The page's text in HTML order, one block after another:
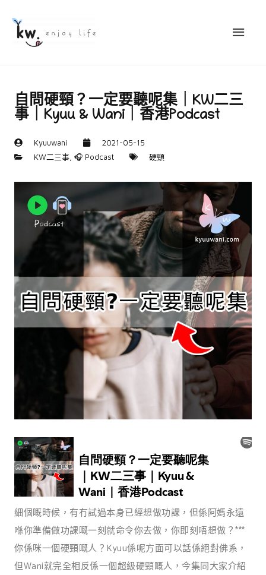
自問硬頸？一定要聽呢集｜KW二三
事｜Kyuu & Wani｜香港Podcast
Kyuuwani
2021-05-15
KW二三事 🎧 Podcast 硬頸
細個嘅時候，有冇試過本身已經想做功課，但係阿媽永遠
喺你準備做功課嘅一刻就命令你去做，你即刻唔想做？***
你係咪一個硬頸嘅人？Kyuu係呢方面可以話係絕對佛系，
但Wani就完全相反係一個超級硬頸嘅人，今集同大家介紹